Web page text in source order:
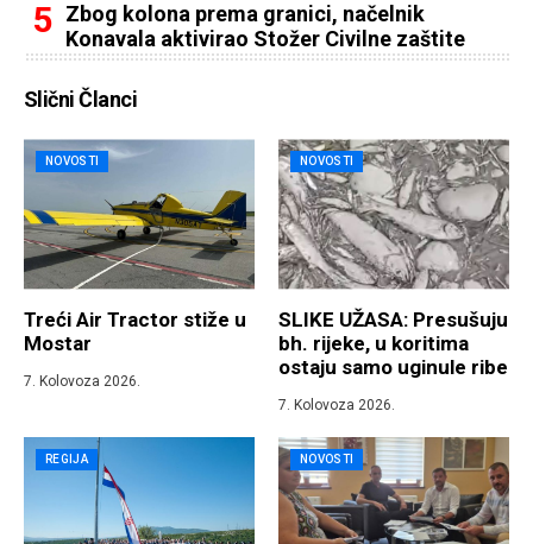
Zbog kolona prema granici, načelnik
Konavala aktivirao Stožer Civilne zaštite
Slični Članci
NOVOSTI
Treći Air Tractor stiže u
Mostar
7. Kolovoza 2026.
NOVOSTI
SLIKE UŽASA: Presušuju
bh. rijeke, u koritima
ostaju samo uginule ribe
7. Kolovoza 2026.
REGIJA NOVOSTI